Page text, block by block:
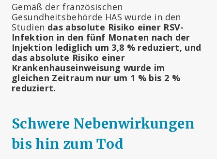
Gemäß der französischen
Gesundheitsbehörde HAS wurde in den
Studien das absolute Risiko einer RSV-
Infektion in den fünf Monaten nach der
Injektion lediglich um 3,8 % reduziert, und
das absolute Risiko einer
Krankenhauseinweisung wurde im
gleichen Zeitraum nur um 1 % bis 2 %
reduziert.
Schwere Nebenwirkungen
bis hin zum Tod